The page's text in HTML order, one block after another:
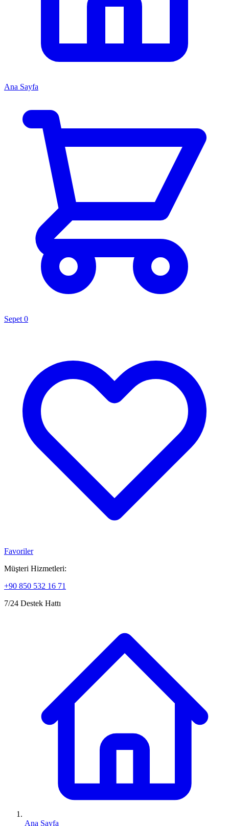
Ana Sayfa
Sepet 0
Favoriler
Müşteri Hizmetleri:
+90 850 532 16 71
7/24 Destek Hattı
Ana Sayfa